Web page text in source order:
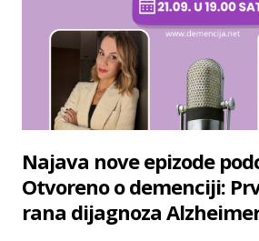
Najava nove epizode
Otvoreno o demenciji:
rana dijagnoza